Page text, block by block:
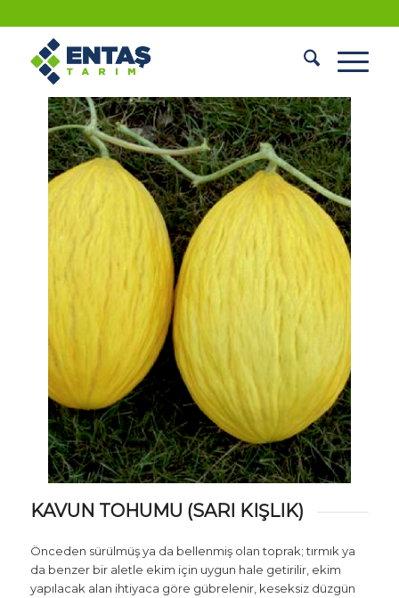
KAVUN TOHUMU (SARI KIŞLIK)
KAVUN TOHUMU (SARI KIŞLIK)
Önceden sürülmüş ya da bellenmiş olan toprak; tırmık ya
da benzer bir aletle ekim için uygun hale getirilir, ekim
yapılacak alan ihtiyaca göre gübrelenir, keseksiz düzgün